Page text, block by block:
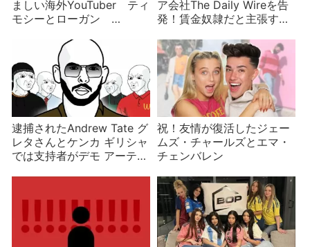
ましい海外YouTuber ティ
モシーとローガン
ースその２
ア会社The Daily Wireを告
発！賃金奴隷だと主張する
か
逮捕されたAndrew Tate グ
レタさんとケンカ ギリシャ
では支持者がデモ アーティ
祝！友情が復活したジェー
ムズ・チャールズとエマ・
チェンバレン